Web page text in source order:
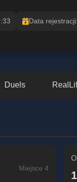
Data
Duels
Miejsce 4